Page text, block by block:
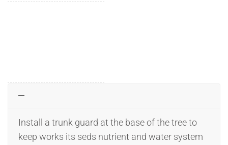
Install a trunk guard at the base of the tree to
keep works its seds nutrient and water system